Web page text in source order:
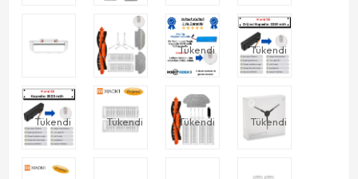
Tükendi Tükendi
Tükendi Tükendi Tükendi Tükendi